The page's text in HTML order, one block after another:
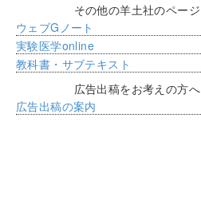
その他の羊土社のページ
ウェブGノート
実験医学online
教科書・サブテキスト
広告出稿をお考えの方へ
広告出稿の案内